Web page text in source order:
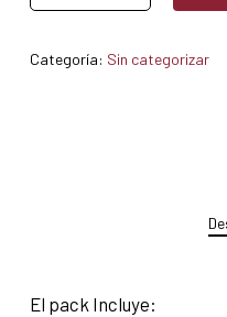
Categoría: Sin categorizar
El pack Incluye: